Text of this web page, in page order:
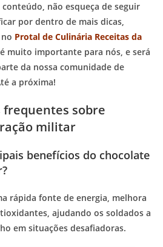
não esqueça de seguir
por dentro de mais dicas,
Protal de Culinária Receitas da
muito importante para nós, e será
da nossa comunidade de
a próxima!
frequentes sobre
militar
benefícios do chocolate
rápida fonte de energia, melhora
ajudando os soldados a
em situações desafiadoras.